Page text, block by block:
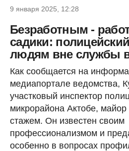
9 января 2025, 12:28
Безработным -
садики:
людям вне службы
Как сообщается на
медиапортале ведомства,
участковый инспектор
микрорайона Актобе,
стажем. Он известен своим
профессионализмом и
особенно в вопросах